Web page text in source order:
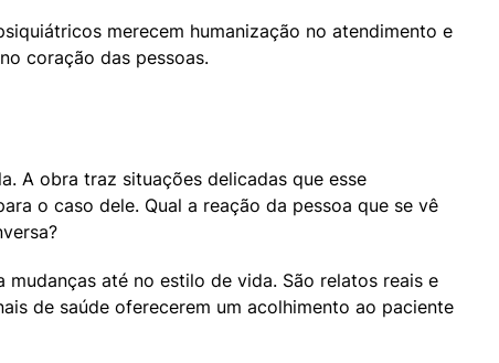
merecem humanização no atendimento e
coração das pessoas.
A obra traz situações delicadas que esse
o caso dele. Qual a reação da pessoa que se vê
até no estilo de vida. São relatos reais e
de saúde oferecerem um acolhimento ao paciente